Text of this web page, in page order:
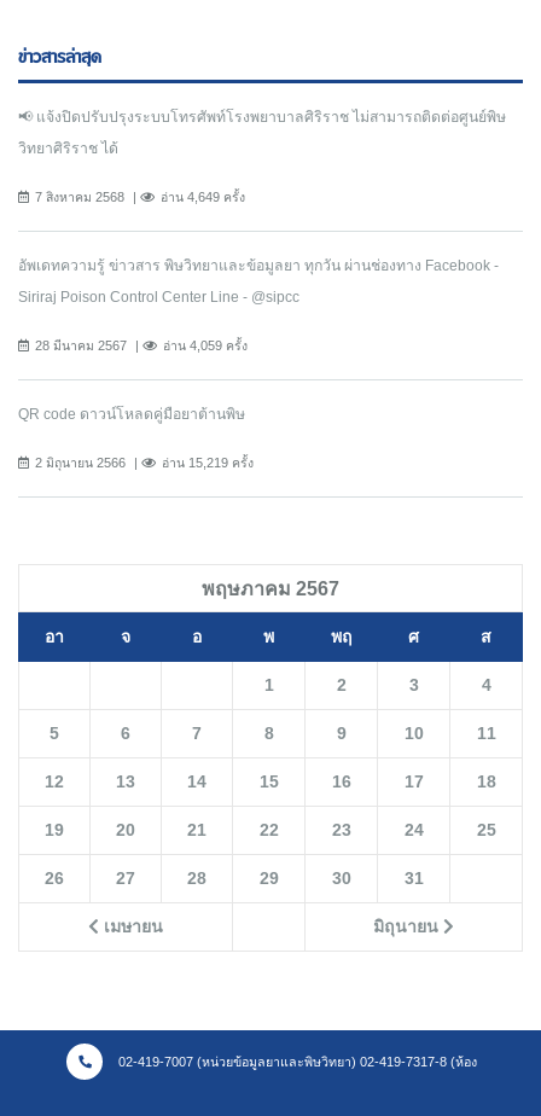
ข่าวสารล่าสุด
📢 แจ้งปิดปรับปรุงระบบโทรศัพท์โรงพยาบาลศิริราช ไม่สามารถติดต่อศูนย์พิษ
วิทยาศิริราช ได้
7 สิงหาคม 2568 อ่าน 4,649 ครั้ง
อัพเดทความรู้ ข่าวสาร พิษวิทยาและข้อมูลยา ทุกวัน ผ่านช่องทาง Facebook -
Siriraj Poison Control Center Line - @sipcc
28 มีนาคม 2567 อ่าน 4,059 ครั้ง
QR code ดาวน์โหลดคู่มือยาต้านพิษ
2 มิถุนายน 2566 อ่าน 15,219 ครั้ง
พฤษภาคม 2567
อา จ อ พ พฤ ศ ส
เมษายน มิถุนายน
1 2 3 4
5 6 7 8 9 10 11
12 13 14 15 16 17 18
19 20 21 22 23 24 25
26 27 28 29 30 31
02-419-7007 (หน่วยข้อมูลยาและพิษวิทยา) 02-419-7317-8 (ห้อง